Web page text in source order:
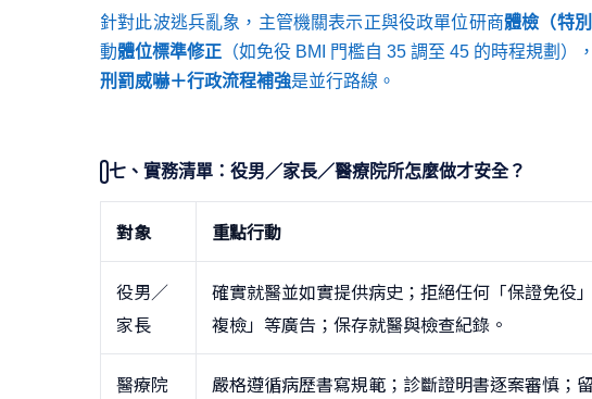
針對此波逃兵亂象，主管機關表示正與役政單位研商體檢（特
動體位標準修正 （如免役 BMI 門檻自 35 調至 45 的時程規劃）
刑罰威嚇＋行政流程補強是並行路線。
七、實務清單：役男／家長／醫療院所怎麼做才安全？
對象 重點行動
役男／
家長
確實就醫並如實提供病史；拒絕任何「保證免役
複檢」等廣告；保存就醫與檢查紀錄。
醫療院
嚴格遵循病歷書寫規範；診斷證明書逐案審慎；